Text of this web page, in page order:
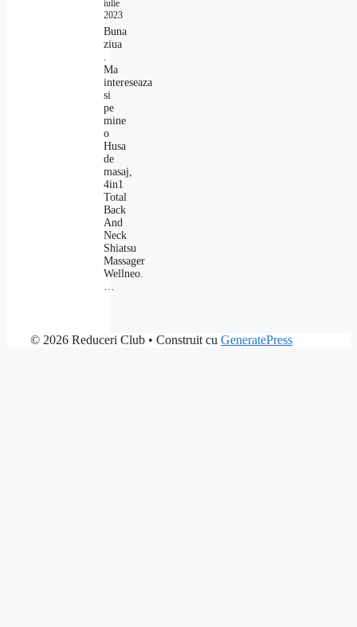
iulie
2023
Buna
ziua
.
Ma
intereseaza
si
pe
mine
o
Husa
de
masaj,
4in1
Total
Back
And
Neck
Shiatsu
Massager
Wellneo.
…
© 2026 Reduceri Club • Construit cu GeneratePress